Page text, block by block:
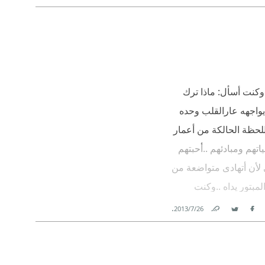
Facebook
Twitter
Link
أسأل: ماذا ترك
عارالقلب وحده
الحالكة من أعمار
ومبادئهم ..أحبتهم
أتهادى متواضعة من
يداه ..وكنت
فلم يعد بوسعها أن تؤمن
الملائكة حين يشكر
Facebook
Twitter
Link
26‏/7‏/2013
.